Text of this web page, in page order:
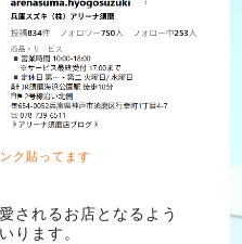
ク貼ってます
されるお店となるよう
ります。